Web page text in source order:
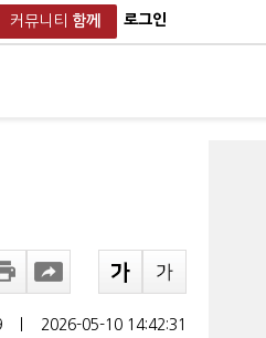
커뮤니티 함께 로그인
2026-05-10 14:42:31